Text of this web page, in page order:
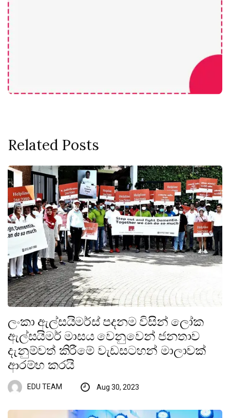
Related Posts
ලංකා ඇල්සයිමර්ස් පදනම විසින් ලෝක
ඇල්සයිමර් මාසය වෙනුවෙන් ජනතාව
දැනුම්වත් කිරීමේ වැඩසටහන් මාලාවක්
ආරම්භ කරයි
EDU TEAM Aug 30, 2023